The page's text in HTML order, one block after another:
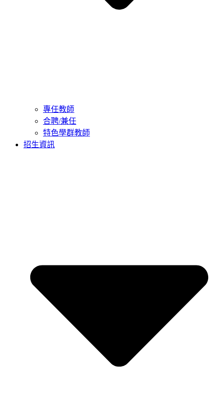
專任教師
合聘/兼任
特色學群教師
招生資訊